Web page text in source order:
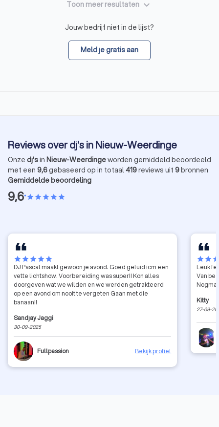
Toon meer resultaten keyboard_arrow_down
Jouw bedrijf niet in de lijst?
Meld je gratis aan
Reviews over dj's in Nieuw-Weerdinge
Onze dj'sin Nieuw-Weerdingeworden gemiddeld beoordeeld
met een 9,6gebaseerd op in totaal419reviews uit 9bronnen
Gemiddelde beoordeling
9,6•starstarstarstarstar
starstarstarstarstar
DJ Pascal maakt gewoon je avond. Goed geluid icm een
vette lichtshow. Voorbereiding was super!! Kon alles
doorgeven wat we wilden en we werden getrakteerd
op een avond om nooit te vergeten Gaan met die
banaan!!
Sandjay Jaggi
30-09-2025
Fullpassion Bekijk profiel
starstar
Leuk
Van
Kitty
27-09-